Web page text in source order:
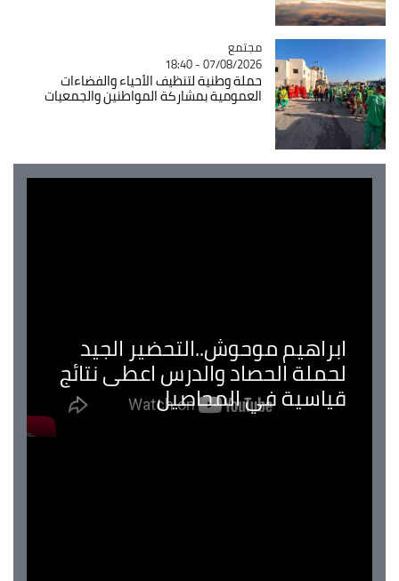
Catégorie
مجتمع
07/08/2026 - 18:40
حملة وطنية لتنظيف الأحياء والفضاءات
العمومية بمشاركة المواطنين والجمعيات
ابراهيم موحوش..التحضير الجيد
لحملة الحصاد والدرس اعطى نتائج
قياسية في المحاصيل